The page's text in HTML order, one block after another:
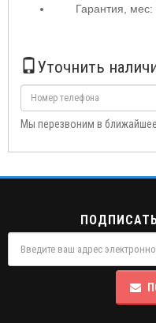
Гарантия, мес:
Уточнить
Мы перезвоним в